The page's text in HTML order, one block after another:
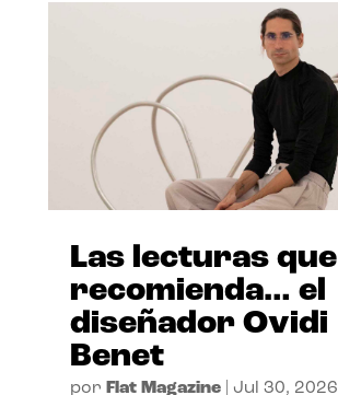
Las lecturas que
recomienda… el
diseñador Ovidi
Benet
por Flat Magazine| Jul 30, 2026